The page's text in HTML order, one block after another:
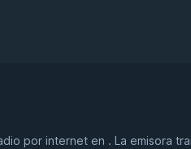
por internet en . La emisora